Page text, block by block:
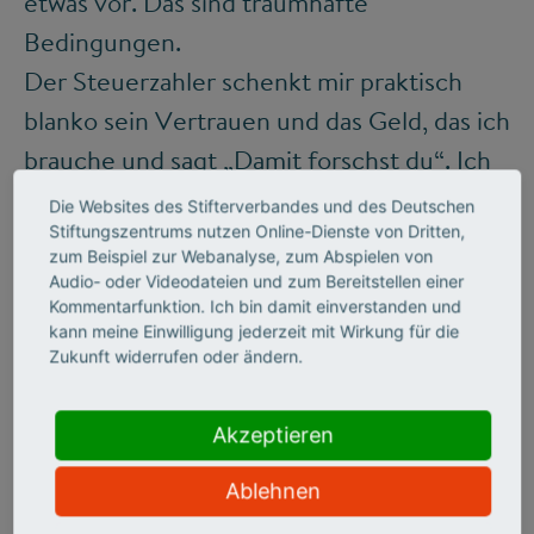
Bedingungen.
Der Steuerzahler schenkt mir praktisch
blanko sein Vertrauen und das Geld, das ich
brauche und sagt „Damit forschst du“. Ich
finde, dass diese Steuerzahler es verdient
haben, dass ich ihnen auch sage, was ich
mache und was herausgekommen ist.
BEI "FORSCHERGEIST"
Subline
Die Websites des Stifterverbandes und des Deutschen
Stiftungszentrums nutzen Online-Dienste von Dritten,
zum Beispiel zur Webanalyse, zum Abspielen von
Audio- oder Videodateien und zum Bereitstellen einer
Kommentarfunktion. Ich bin damit einverstanden und
kann meine Einwilligung jederzeit mit Wirkung für die
Zukunft widerrufen oder ändern.
Akzeptieren
Ablehnen